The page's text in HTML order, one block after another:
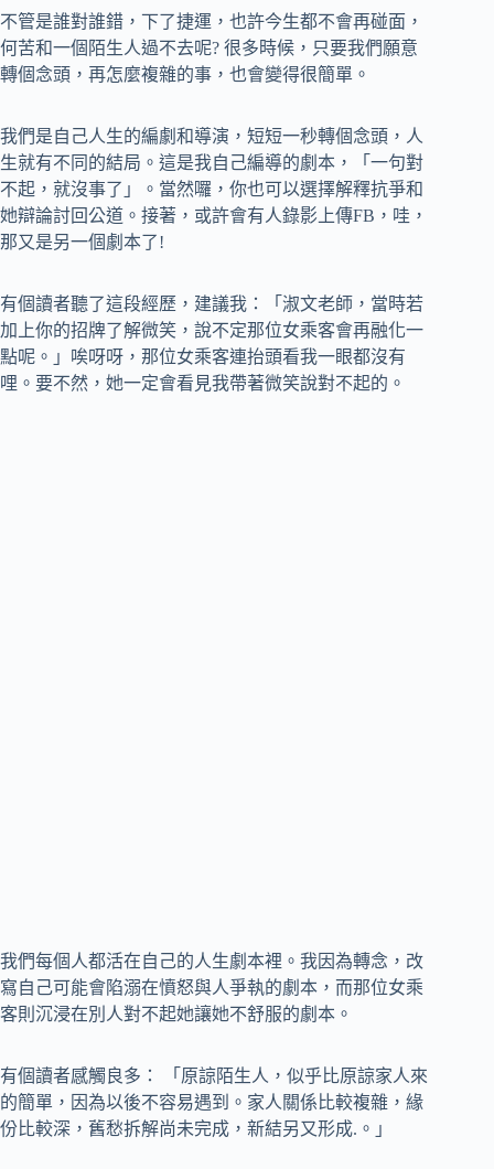
不管是誰對誰錯，下了捷運，也許今生都不會再碰面，
何苦和一個陌生人過不去呢? 很多時候，只要我們願意
轉個念頭，再怎麼複雜的事，也會變得很簡單。
我們是自己人生的編劇和導演，短短一秒轉個念頭，人
生就有不同的結局。這是我自己編導的劇本，「一句對
不起，就沒事了」。當然囉，你也可以選擇解釋抗爭和
她辯論討回公道。接著，或許會有人錄影上傳FB，哇，
那又是另一個劇本了!
有個讀者聽了這段經歷，建議我：「淑文老師，當時若
加上你的招牌了解微笑，說不定那位女乘客會再融化一
點呢。」唉呀呀，那位女乘客連抬頭看我一眼都沒有
哩。要不然，她一定會看見我帶著微笑說對不起的。
我們每個人都活在自己的人生劇本裡。我因為轉念，改
寫自己可能會陷溺在憤怒與人爭執的劇本，而那位女乘
客則沉浸在別人對不起她讓她不舒服的劇本。
有個讀者感觸良多： 「原諒陌生人，似乎比原諒家人來
的簡單，因為以後不容易遇到。家人關係比較複雜，緣
份比較深，舊愁拆解尚未完成，新結另又形成.。」